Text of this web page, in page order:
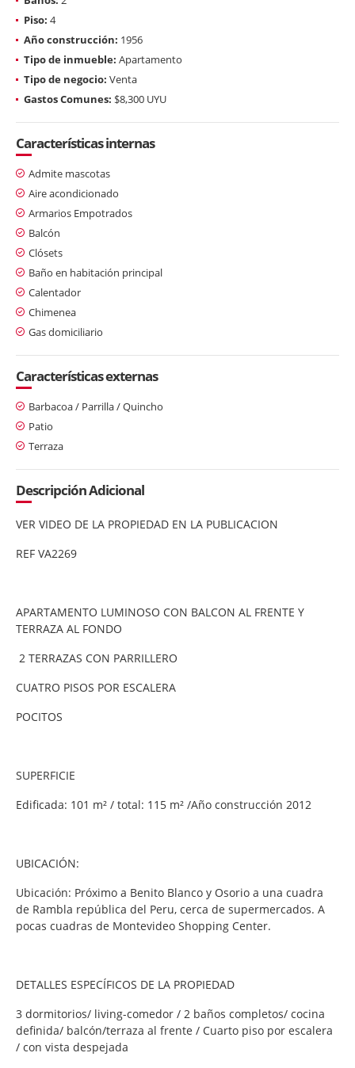
Piso: 4
Año construcción: 1956
Tipo de inmueble: Apartamento
Tipo de negocio: Venta
Gastos Comunes: $8,300 UYU
Características internas
Admite mascotas
Aire acondicionado
Armarios Empotrados
Balcón
Clósets
Baño en habitación principal
Calentador
Chimenea
Gas domiciliario
Características externas
Barbacoa / Parrilla / Quincho
Patio
Terraza
Descripción Adicional
VER VIDEO DE LA PROPIEDAD EN LA PUBLICACION
REF VA2269
APARTAMENTO LUMINOSO CON BALCON AL FRENTE Y
TERRAZA AL FONDO
2 TERRAZAS CON PARRILLERO
CUATRO PISOS POR ESCALERA
POCITOS
SUPERFICIE
Edificada: 101 m² / total: 115 m² /Año construcción 2012
UBICACIÓN:
Ubicación: Próximo a Benito Blanco y Osorio a una cuadra
de Rambla república del Peru, cerca de supermercados. A
pocas cuadras de Montevideo Shopping Center.
DETALLES ESPECÍFICOS DE LA PROPIEDAD
3 dormitorios/ living-comedor / 2 baños completos/ cocina
definida/ balcón/terraza al frente / Cuarto piso por escalera
/ con vista despejada